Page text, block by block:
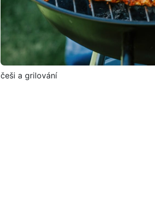
češi a grilování